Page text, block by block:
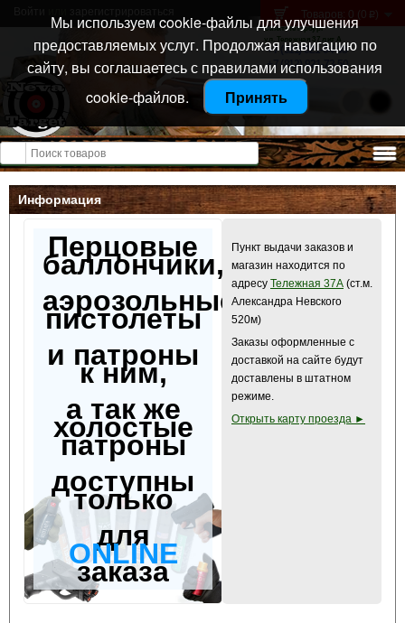
Санкт-Петербург
ул. Тележная 37 лит А
+7 (911) 021-04-08
+7 (812) 921-73-50
Товаров: 0 (0 p )
Открыть меню
Информация
Перцовые
баллончики,
аэрозольные
пистолеты
и патроны
к ним,
а так же
холостые
патроны
доступны
только
для
ONLINE
заказа
Пункт выдачи заказов и
магазин находится по
адресу Тележная 37А (ст.м.
Александра Невского
520м)
Заказы оформленные с
доставкой на сайте будут
доставлены в штатном
режиме.
Открыть карту проезда ►
Мы используем cookie-файлы для улучшения
предоставляемых услуг. Продолжая навигацию по
сайту, вы соглашаетесь с правилами использования
cookie-файлов.
Принять